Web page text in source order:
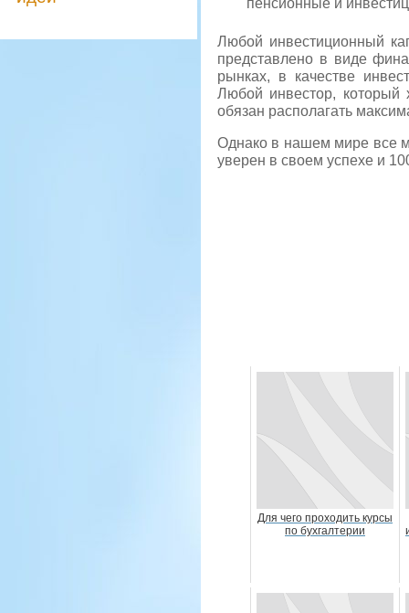
пенсионные и
Любой инвестиционный
представлено в виде
рынках, в качестве
Любой инвестор, который
обязан располагать
Однако в нашем мире все
уверен в своем успехе и
Для чего проходить курсы
по бухгалтерии